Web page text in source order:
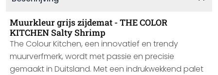
Muurkleur grijs zijdemat - THE COLOR
KITCHEN Salty Shrimp
The Colour Kitchen, een innovatief en trendy
muurverfmerk, wordt met passie en precisie
gemaakt in Duitsland. Met een indrukwekkend palet